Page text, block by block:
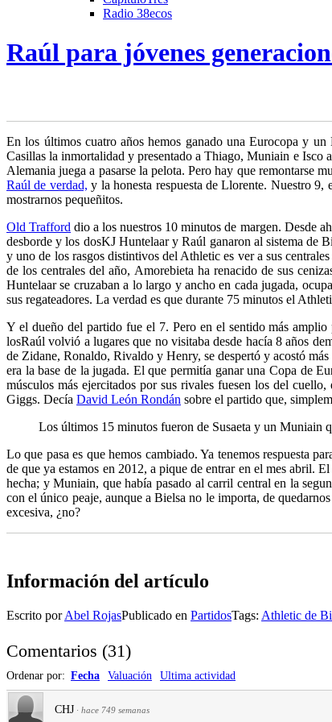
Radio 38ecos
Raúl para jóvenes
En los últimos cuatro años hemos ganado una Eurocopa y
Casillas la inmortalidad y presentado a Thiago, Muniain e Isco
Alemania juega a pasarse la pelota. Pero hay que remontarse
Raúl de verdad, y la honesta respuesta de Llorente. Nuestro
mostrarnos pequeñitos.
Old Trafford dio a los nuestros 10 minutos de margen. Desde
desborde y los dosKJ Huntelaar y Raúl ganaron al sistema de
y uno de los rasgos distintivos del Athletic es ver a sus
de los centrales del año, Amorebieta ha renacido de sus
Huntelaar se cruzaban a lo largo y ancho en cada jugada,
sus regateadores. La verdad es que durante 75 minutos el
Y el dueño del partido fue el 7. Pero en el sentido más
losRaúl volvió a lugares que no visitaba desde hacía 8 años
de Zidane, Ronaldo, Rivaldo y Henry, se despertó y acostó
era la base de la jugada. El que permitía ganar una Copa de
músculos más ejercitados por sus rivales fuesen los del
Giggs. Decía David León Rondán sobre el partido que,
Los últimos 15 minutos fueron de Susaeta y un
Lo que pasa es que hemos cambiado. Ya tenemos respuesta
de que ya estamos en 2012, a pique de entrar en el mes abril.
hecha; y Muniain, que había pasado al carril central en la
con el único peaje, aunque a Bielsa no le importa, de
excesiva, ¿no?
Información del artículo
Escrito porAbel RojasPublicado en PartidosTags: Athletic de
Comentarios (31)
Ordenar por: Fecha Valuación Ultima actividad
CHJ · hace 749 semanas